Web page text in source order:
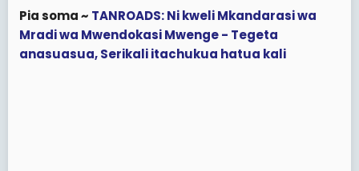
Pia soma ~ TANROADS: Ni kweli Mkandarasi wa
Mradi wa Mwendokasi Mwenge - Tegeta
anasuasua, Serikali itachukua hatua kali